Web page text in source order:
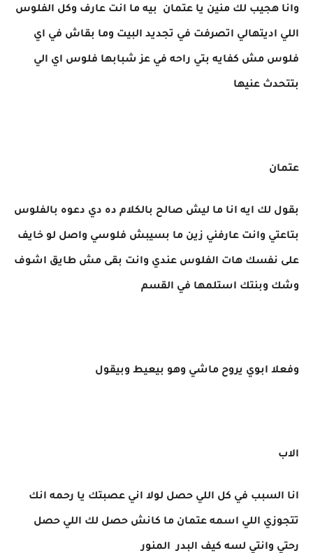
وانا هجيب لك منين يا عتمان بيه ما انت عارف وكل الفلوس
اللي اديتهالي اتصرفت في تجديد البيت وما بقاش في اي
فلوس مش كفايه بتي راحه في عز شبابها فلوس اي الي
بتتحدث عنيها
عتمان
بقول لك ايه انا ما ليش صالح بالكلام ده دي دعوه بالفلوس
بتاعتي وانت عارفني زين ما بسيبش فلوسي واصل لو خايف
على نفسك هات الفلوس عندي وانت بقى مش طايق اشوف
وشك وبنتك استلمها في القسم
وفعلا ابوي يروح ماشي وهو بيعيط وبيقول
الاب
انا السبب في كل اللي حصل لولا اني عصبتك يا رحمه انك
تتجوزي اللي اسمه عتمان ما كانش حصل لك اللي حصل
رحتي وانتي لسه كيف البدر المنور